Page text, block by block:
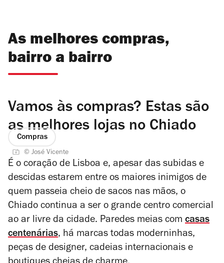
As melhores compras,
bairro a bairro
Vamos às compras? Estas são
as melhores lojas no Chiado
Compras
© José Vicente
É o coração de Lisboa e, apesar das subidas e
descidas estarem entre os maiores inimigos de
quem passeia cheio de sacos nas mãos, o
Chiado continua a ser o grande centro comercial
ao ar livre da cidade. Paredes meias com casas
centenárias, há marcas todas moderninhas,
peças de designer, cadeias internacionais e